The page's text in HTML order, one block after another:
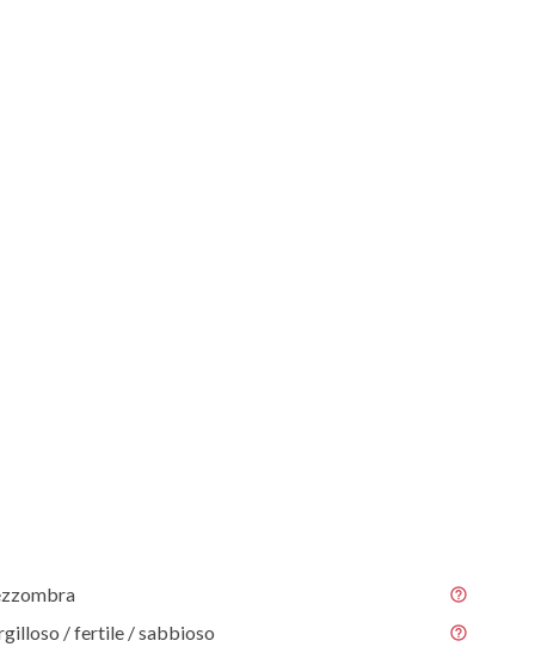
/ fertile / sabbioso